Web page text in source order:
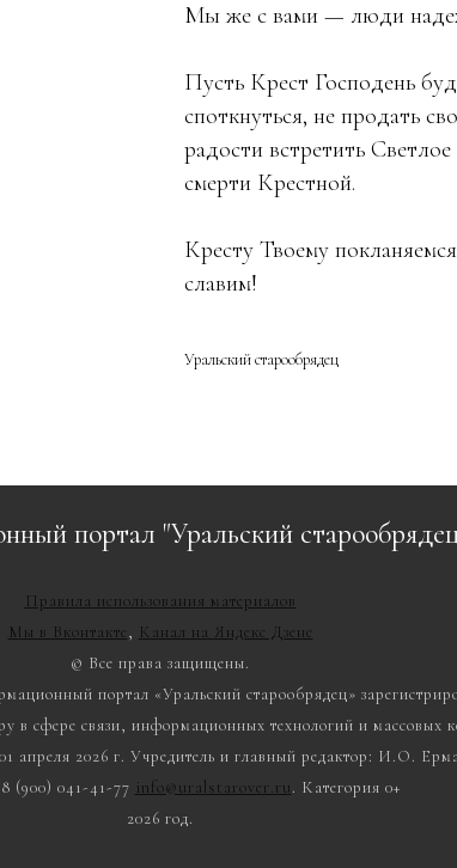
Мы же с вами — люди
Пусть Крест Господень
споткнуться, не продать
радости встретить
смерти Крестной.
Кресту Твоему
славим!
Уральский старообрядец
портал "Уральский
Правила использования материалов
Мы в Вконтакте, Канал на Яндекс Дзене
© Все права защищены.
портал «Уральский старообрядец»
в сфере связи, информационных технологий и массовых
апреля 2026 г. Учредитель и главный редактор: И.О.
(900) 041-41-77 info@uralstarover.ru. Категория 0+
2026 год.